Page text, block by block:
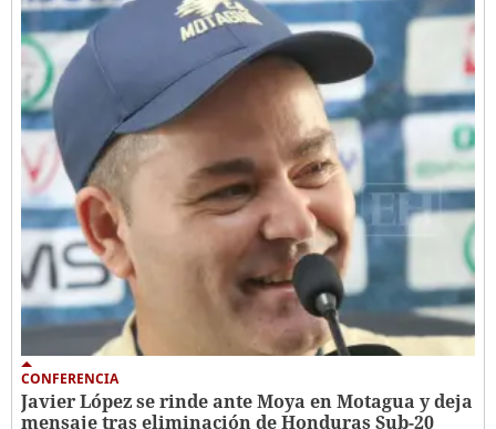
CONFERENCIA
Javier López se rinde ante Moya en Motagua y deja
mensaje tras eliminación de Honduras Sub-20